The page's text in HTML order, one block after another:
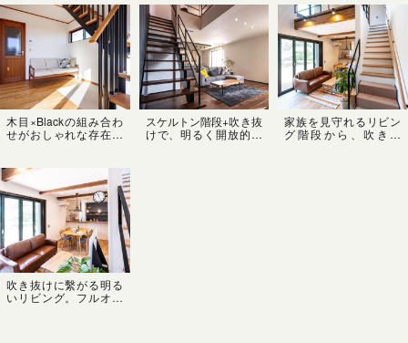
つつ、身近に感じられ
るおしゃれで機能的な
空間デザイン✨白い壁×
ダークブラウンのフロ
ーリング×黒いアイアン
手すりの色使いがとっ
てもおしゃれ☆
浮造り、天井は構造の
太い梁を表しにして自
然素材の温もりあふれ
る空間に✨奥には収納
を兼ねた便利な造作カ
ウンターデスク！
ふんだんに使った温か
みあふれるLDK✨ダイ
ニング奥には収納も兼
ねたカウンターデスク
を設けてリビング学習
やリモートワークも◎
木目×Blackの組み合わ
せがおしゃれな存在感
込む光で明るいリビン
グルーム。外部からの
視線の心配がないハイ
サイドライトは、風の
通り道も計算された配
置◎
スケルトン階段+吹き抜
けで、明るく開放的な
家族を見守れるリビン
グ階段から、吹き抜
吹き抜けに繫がる明る
いリビング。フルオー